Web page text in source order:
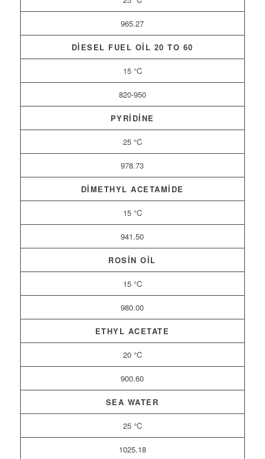
965.27
DIESEL FUEL OIL 20 TO 60
15 °C
820-950
PYRIDINE
25 °C
978.73
DIMETHYL ACETAMIDE
15 °C
941.50
ROSIN OIL
15 °C
980.00
ETHYL ACETATE
20 °C
900.60
SEA WATER
25 °C
1025.18